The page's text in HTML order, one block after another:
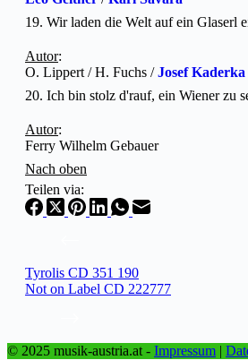
19. Wir laden die Welt auf ein Glaserl
Autor:
O. Lippert / H. Fuchs /Josef Kaderka
20. Ich bin stolz d'rauf, ein Wiener zu
Autor:
Ferry Wilhelm Gebauer
Nach oben
Teilen via:
Tyrolis CD 351 190
Not on Label CD 222777
© 2025 musik-austria.at - Impressum |